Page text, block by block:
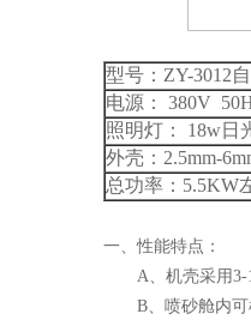
型号：ZY-3012
电源： 380V
照明灯： 18w日
外壳：2.5mm-
总功率：5.5KW
一、性能特点：
A、机壳采用3-
B、喷砂舱内可根